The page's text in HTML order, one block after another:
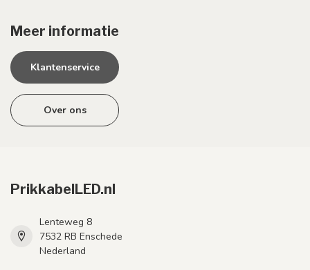
Meer informatie
Klantenservice
Over ons
PrikkabelLED.nl
Lenteweg 8
7532 RB Enschede
Nederland